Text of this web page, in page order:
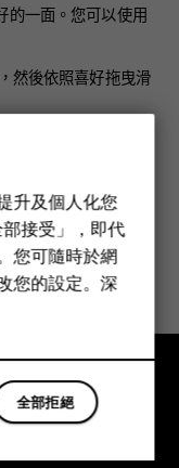
的一面。您可以使用
，然後依照喜好拖曳滑
升及個人化您
接受」，即代
您可隨時於網
您的設定。深
全部拒絕